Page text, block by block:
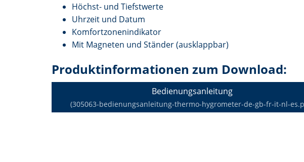
Höchst- und Tiefstwerte
Uhrzeit und Datum
Komfortzonenindikator
Mit Magneten und Ständer (ausklappbar)
Produktinformationen zum Download:
Bedienungsanleitung
(305063-bedienungsanleitung-thermo-hygrometer-de-gb-fr-it-nl-